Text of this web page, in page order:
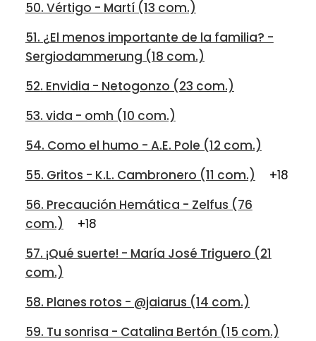
50. Vértigo - Martí (13 com.)
51. ¿El menos importante de la familia? -
Sergiodammerung (18 com.)
52. Envidia - Netogonzo (23 com.)
53. vida - omh (10 com.)
54. Como el humo - A.E. Pole (12 com.)
55. Gritos - K.L. Cambronero (11 com.)
+18
56. Precaución Hemática - Zelfus (76
com.)
+18
57. ¡Qué suerte! - María José Triguero (21
com.)
58. Planes rotos - @jaiarus (14 com.)
59. Tu sonrisa - Catalina Bertón (15 com.)